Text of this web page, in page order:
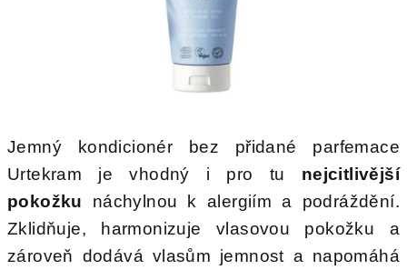
Jemný kondicionér bez přidané parfemace
Urtekram je vhodný i pro tu nejcitlivější
pokožku náchylnou k alergiím a podráždění.
Zklidňuje, harmonizuje vlasovou pokožku a
zároveň dodává vlasům jemnost a napomáhá